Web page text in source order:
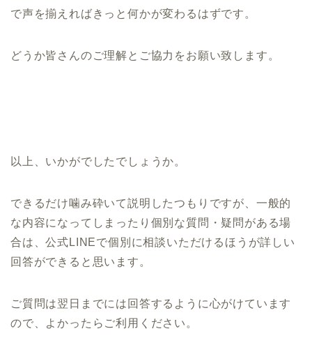
で声を揃えればきっと何かが変わるはずです。
どうか皆さんのご理解とご協力をお願い致します。
以上、いかがでしたでしょうか。
できるだけ噛み砕いて説明したつもりですが、一般的
な内容になってしまったり個別な質問・疑問がある場
合は、公式LINEで個別に相談いただけるほうが詳しい
回答ができると思います。
ご質問は翌日までには回答するように心がけています
ので、よかったらご利用ください。